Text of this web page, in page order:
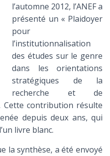
l’automne 2012, l’ANEF a
présenté un « Plaidoyer
pour
l’institutionnalisation
des études sur le genre
dans les orientations
stratégiques de la
recherche et de
Cette contribution résulte
depuis deux ans, qui
livre blanc.
la synthèse, a été envoyé